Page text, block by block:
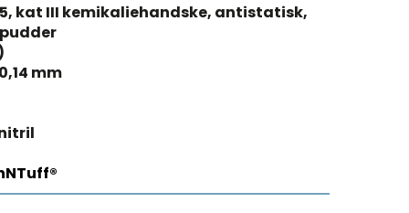
kat III kemikaliehandske, antistatisk,
mm